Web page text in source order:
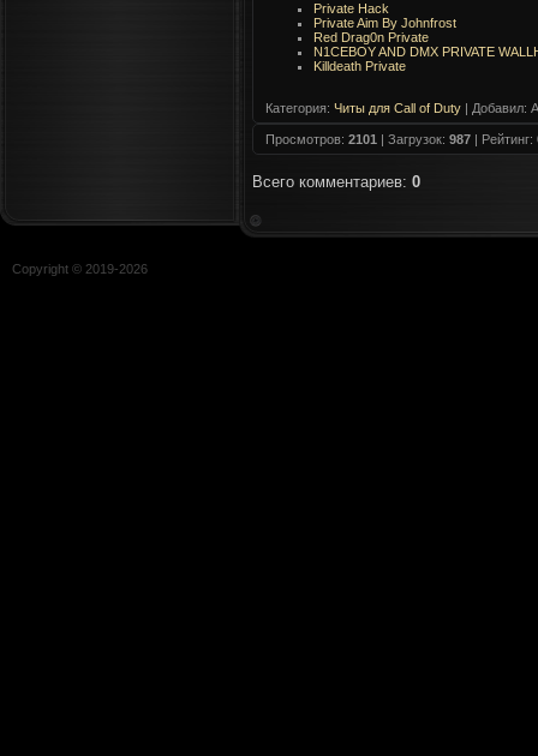
Private Hack
Private Aim By Johnfrost
Red Drag0n Private
N1CEBOY AND DMX PRIVATE
Killdeath Private
Категория: Читы для Call of Duty | Добавил:
Просмотров: 2101 | Загрузок: 987 | Рейтинг:
Всего комментариев: 0
Copyright © 2019-2026